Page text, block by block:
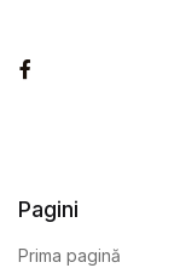
Pagini
Prima pagină